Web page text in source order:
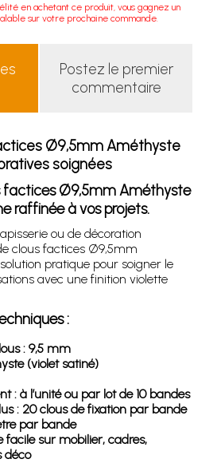
en achetant ce produit, vous gagnez un
sur votre prochaine commande.
Postez le premier
commentaire
Ø9,5mm Améthyste
soignées
factices Ø9,5mm Améthyste
raffinée à vos projets.
ou de décoration
clous factices Ø9,5mm
pratique pour soigner le
avec une finition violette
:
: 9,5 mm
(violet satiné)
: à l’unité ou par lot de 10 bandes
: 20 clous de fixation par bande
par bande
facile sur mobilier, cadres,
déco